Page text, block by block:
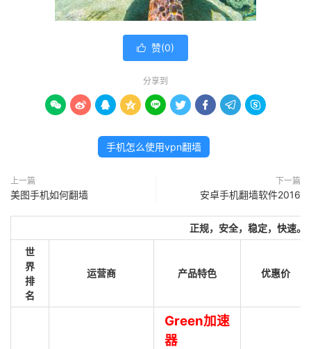
 赞(0)
分享到
        
手机怎么使用vpn翻墙
上一篇
美图手机如何翻墙
下一篇
安卓手机翻墙软件2016
正规，安全，稳定，快速。
世
界
排
名
运营商 产品特色 优惠价
Green加速
器